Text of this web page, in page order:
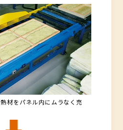
材をパネル内にムラなく充